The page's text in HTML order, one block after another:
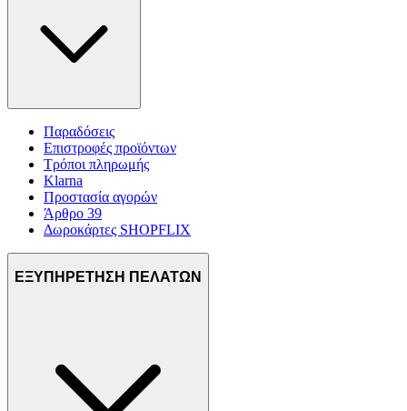
Παραδόσεις
Επιστροφές προϊόντων
Τρόποι πληρωμής
Klarna
Προστασία αγορών
Άρθρο 39
Δωροκάρτες SHOPFLIX
ΕΞΥΠΗΡΕΤΗΣΗ ΠΕΛΑΤΩΝ